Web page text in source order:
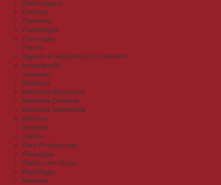
Enfermagem
Eventos
Farmácia
Fisioterapia
Formação
Fórum
Higiene e Segurança no Trabalho
Investigação
Jornadas
Medicina
Medicina Alternativa
Medicina Dentária
Medicina Veterinária
Notícias
Nutrição
Outros
Para Profissionais
Psicologia
Público em Geral
Radiologia
Revistas